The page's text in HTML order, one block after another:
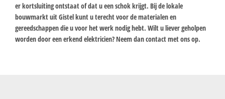
er kortsluiting ontstaat of dat u een schok krijgt. Bij de lokale
bouwmarkt uit Gistel kunt u terecht voor de materialen en
gereedschappen die u voor het werk nodig hebt. Wilt u liever geholpen
worden door een erkend elektricien? Neem dan contact met ons op.